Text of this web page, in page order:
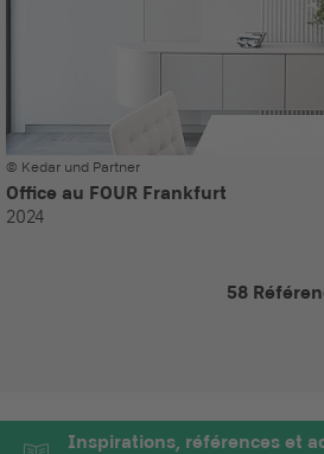
© Kedar und Partner
Office au FOUR Frankfurt
2024
58
Inspirations, références et